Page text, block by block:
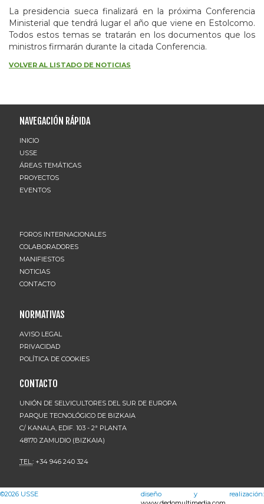
La presidencia sueca finalizará en la próxima Conferencia
Ministerial que tendrá lugar el año que viene en Estolcomo.
Todos estos temas se tratarán en los documentos que los
ministros firmarán durante la citada Conferencia.
VOLVER AL LISTADO DE NOTICIAS
NAVEGACIÓN RÁPIDA
INICIO
USSE
ÁREAS TEMÁTICAS
PROYECTOS
EVENTOS
FOROS INTERNACIONALES
COLABORADORES
MANIFIESTOS
NOTICIAS
CONTACTO
NORMATIVAS
AVISO LEGAL
PRIVACIDAD
POLÍTICA DE COOKIES
CONTACTO
UNIÓN DE SELVICULTORES DEL SUR DE EUROPA
PARQUE TECNOLÓGICO DE BIZKAIA
C/ KANALA, EDIF. 103 - 2ª PLANTA
48170 ZAMUDIO (BIZKAIA)
TEL.: +34 946 240 324
©2026 USSE
diseño y realización: